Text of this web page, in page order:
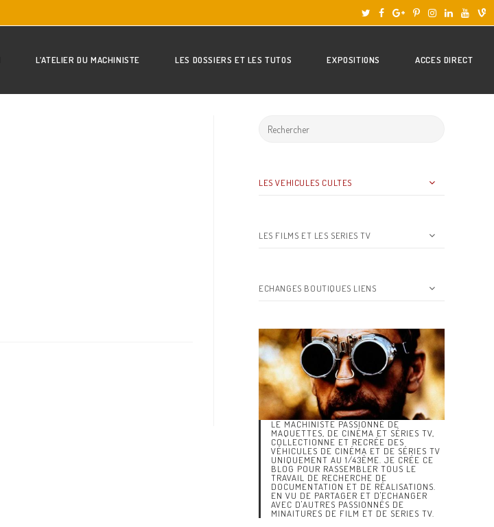
L’ATELIER DU MACHINISTE LES DOSSIERS ET LES TUTOS EXPOSITIONS ACCES DIRECT
LES VEHICULES CULTES
LES FILMS ET LES SERIES TV
ECHANGES BOUTIQUES LIENS
LE MACHINISTE PASSIONNÉ DE
MAQUETTES, DE CINÉMA ET SÉRIES TV,
COLLECTIONNE ET RECRÉE DES
VÉHICULES DE CINÉMA ET DE SÉRIES TV
UNIQUEMENT AU 1/43ÈME. JE CRÉE CE
BLOG POUR RASSEMBLER TOUS LE
TRAVAIL DE RECHERCHE DE
DOCUMENTATION ET DE RÉALISATIONS.
EN VU DE PARTAGER ET D'ECHANGER
AVEC D'AUTRES PASSIONNÉS DE
MINAITURES DE FILM ET DE SERIES TV.